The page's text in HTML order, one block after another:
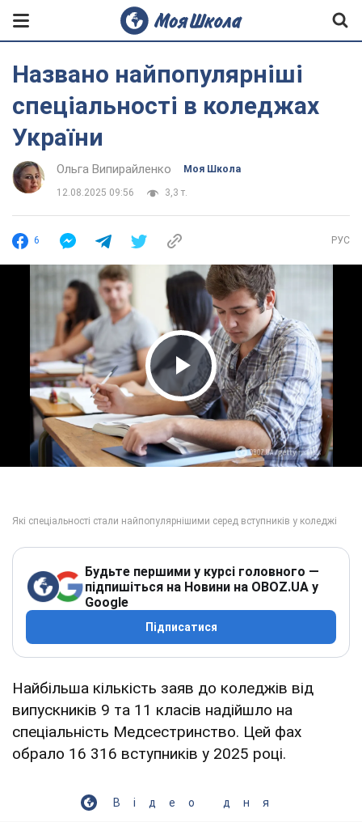
Названо найпопулярніші
спеціальності в коледжах
України
Ольга Випирайленко Моя Школа
12.08.2025 09:56 3,3 т.
6 РУС
Play Video
Будьте першими у курсі головного —
підпишіться на Новини на OBOZ.UA у
Google
Підписатися
Найбільша кількість заяв до коледжів від
випускників 9 та 11 класів надійшло на
спеціальність Медсестринство. Цей фах
обрало 16 316 вступників у 2025 році.
Відео дня